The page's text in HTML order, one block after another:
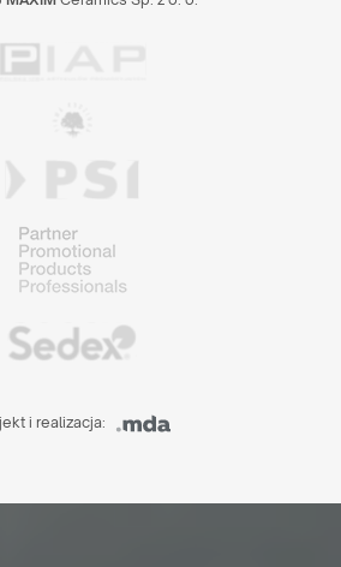
i realizacja: